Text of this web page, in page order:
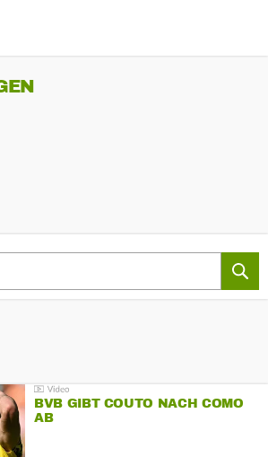
BVB GIBT COUTO NACH COMO
AB